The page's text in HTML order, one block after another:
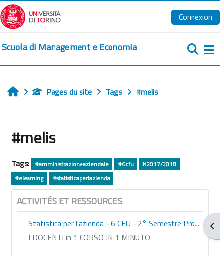
Passer au contenu principal
Connexion
Scuola di Management e Economia
AccueilPages du site Tags #melis
#melis
Tags: #amministrazioneaziendale #6cfu
#2017/2018
#elearning
#statisticaperlazienda
ACTIVITÉS ET RESSOURCES
Statistica per l'azienda - 6 CFU - 2° Semestre Pro...
I DOCENTI in 1 CORSO IN 1 MINUTO